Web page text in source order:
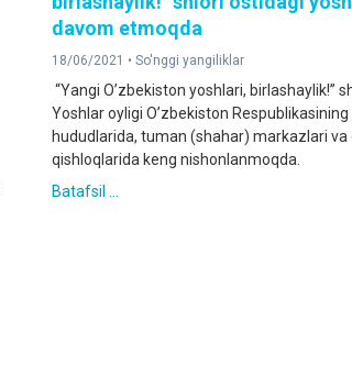
davom etmoqda
18/06/2021 • So'nggi yangiliklar
“Yangi Oʼzbekiston yoshlari, birlashaylik!”
Yoshlar oyligi Oʼzbekiston
hududlarida, tuman (shahar) markazlari va
qishloqlarida keng nishonlanmoqda.
Batafsil ...